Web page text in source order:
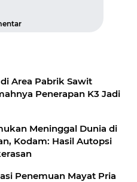
Area Pabrik Sawit
Penerapan K3 Jadi
Meninggal Dunia di
Kodam: Hasil Autopsi
Penemuan Mayat Pria